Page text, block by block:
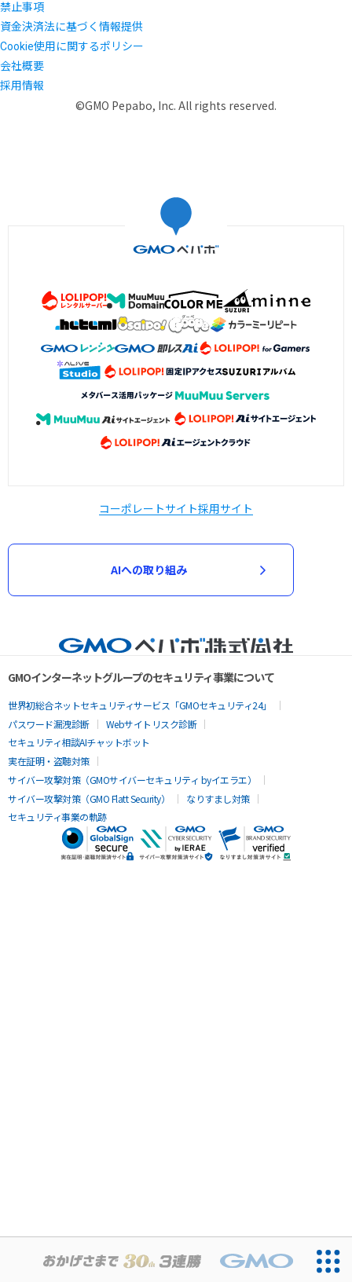
禁止事項
資金決済法に基づく情報提供
Cookie使用に関するポリシー
会社概要
採用情報
©GMO Pepabo, Inc. All rights reserved.
コーポレートサイト採用サイト
AIへの取り組み
GMOインターネットグループのセキュリティ事業について
世界初総合ネットセキュリティサービス「GMOセキュリティ24」
パスワード漏洩診断
Webサイトリスク診断
セキュリティ相談AIチャットボット
実在証明・盗聴対策
サイバー攻撃対策（GMOサイバーセキュリティ byイエラエ）
サイバー攻撃対策（GMO Flatt Security）
なりすまし対策
セキュリティ事業の軌跡